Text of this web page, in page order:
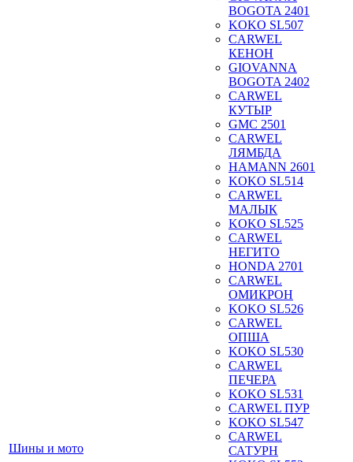
Шины и мото
BOGOTA 2401
KOKO SL507
CARWEL
КЕНОН
GIOVANNA
BOGOTA 2402
CARWEL
КУТЫР
GMC 2501
CARWEL
ЛЯМБДА
HAMANN 2601
KOKO SL514
CARWEL
МАЛЫК
KOKO SL525
CARWEL
НЕГИТО
HONDA 2701
CARWEL
ОМИКРОН
KOKO SL526
CARWEL
ОПША
KOKO SL530
CARWEL
ПЕЧЕРА
KOKO SL531
CARWEL ПУР
KOKO SL547
CARWEL
САТУРН